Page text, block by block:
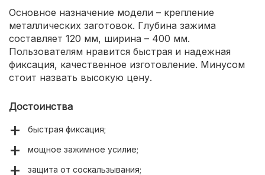
Основное назначение модели – крепление
металлических заготовок. Глубина зажима
составляет 120 мм, ширина – 400 мм.
Пользователям нравится быстрая и надежная
фиксация, качественное изготовление. Минусом
стоит назвать высокую цену.
Достоинства
быстрая фиксация;
мощное зажимное усилие;
защита от соскальзывания;